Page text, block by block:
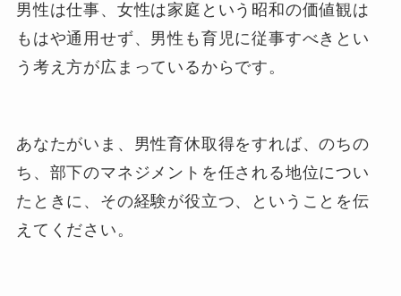
男性は仕事、女性は家庭という昭和の価値観は
もはや通用せず、男性も育児に従事すべきとい
う考え方が広まっているからです。
あなたがいま、男性育休取得をすれば、のちの
ち、部下のマネジメントを任される地位につい
たときに、その経験が役立つ、ということを伝
えてください。